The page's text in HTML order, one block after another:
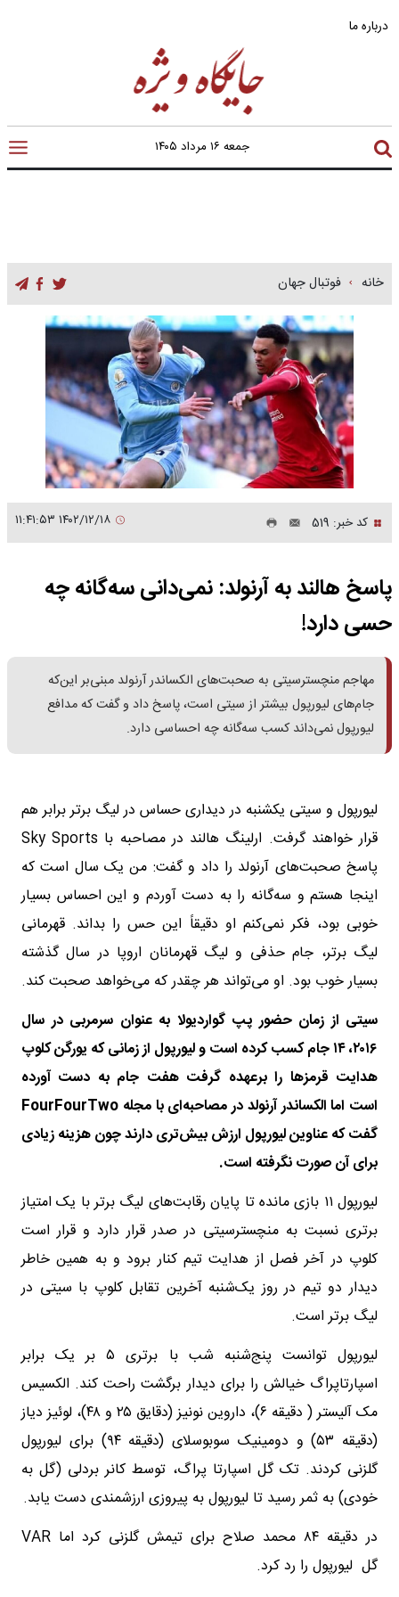
درباره ما
جمعه ۱۶ مرداد ۱۴۰۵
خانه فوتبال جهان
کد خبر: 519
پاسخ هالند به آرنولد: نمی‌دانی سه‌گانه چه
حسی دارد!
مهاجم منچسترسیتی به صحبت‌های الکساندر آرنولد مبنی‌بر این‌که
جام‌های لیورپول بیشتر از سیتی است، پاسخ داد و گفت که مدافع
لیورپول نمی‌داند کسب سه‌گانه چه احساسی دارد.
لیورپول و سیتی یکشنبه در دیداری حساس در لیگ برتر برابر هم
قرار خواهند گرفت. ارلینگ هالند در مصاحبه با Sky Sports
پاسخ صحبت‌های آرنولد را داد و گفت: من یک سال است که
اینجا هستم و سه‌گانه را به دست آوردم و این احساس بسیار
خوبی بود، فکر نمی‌کنم او دقیقاً این حس را بداند. قهرمانی
لیگ برتر، جام حذفی و لیگ قهرمانان اروپا در سال گذشته
بسیار خوب بود. او می‌تواند هر چقدر که می‌خواهد صحبت کند.
سیتی از زمان حضور پپ گواردیولا به عنوان سرمربی در سال
۲۰۱۶، ۱۴ جام کسب کرده است و لیورپول از زمانی که یورگن کلوپ
هدایت قرمزها را برعهده گرفت هفت جام به دست آورده
است اما الکساندر آرنولد در مصاحبه‌ای با مجله FourFourTwo
گفت که عناوین لیورپول ارزش بیش‌تری دارند چون هزینه زیادی
برای آن صورت نگرفته است.
لیورپول ۱۱ بازی مانده تا پایان رقابت‌های لیگ برتر با یک امتیاز
برتری نسبت به منچسترسیتی در صدر قرار دارد و قرار است
کلوپ در آخر فصل از هدایت تیم کنار برود و به همین خاطر
دیدار دو تیم در روز یک‌شنبه آخرین تقابل کلوپ با سیتی در
لیگ برتر است.
لیورپول توانست پنج‌شنبه شب با برتری ۵ بر یک برابر
اسپارتاپراگ خیالش را برای دیدار برگشت راحت کند. الکسیس
مک آلیستر ( دقیقه ۶)، داروین نونیز (دقایق ۲۵ و ۴۸)، لوئیز دیاز
(دقیقه ۵۳) و دومینیک سوبوسلای (دقیقه ۹۴) برای لیورپول
گلزنی کردند. تک گل اسپارتا پراگ، توسط کانر بردلی (گل به
خودی) به ثمر رسید تا لیورپول به پیروزی ارزشمندی دست یابد.
در دقیقه ۸۴ محمد صلاح برای تیمش گلزنی کرد اما VAR
گل لیورپول را رد کرد.